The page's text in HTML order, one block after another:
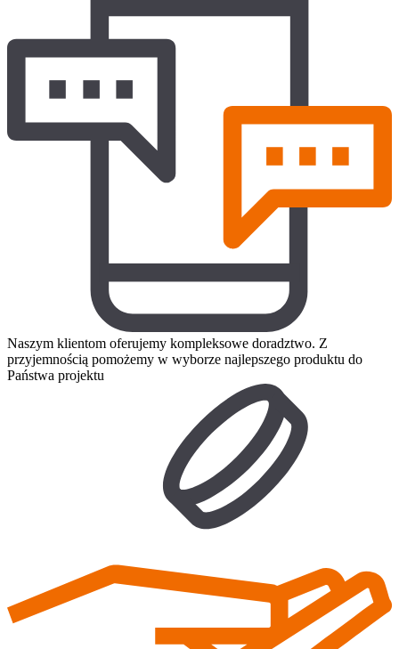
Naszym klientom oferujemy kompleksowe doradztwo. Z
przyjemnością pomożemy w wyborze najlepszego produktu do
Państwa projektu